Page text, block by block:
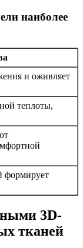
наиболее
и оживляет
теплоты,
формирует
3D-
тканей